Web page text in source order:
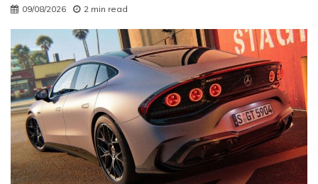
09/08/2026 2 min read